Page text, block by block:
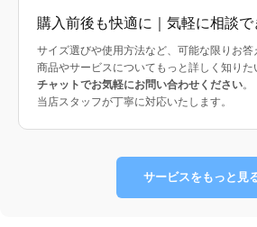
購入前後も快適に｜気軽に相談で
サイズ選びや使用方法など、可能な限りお答
商品やサービスについてもっと詳しく知りた
チャットでお気軽にお問い合わせください。
当店スタッフが丁寧に対応いたします。
サービスをもっと見